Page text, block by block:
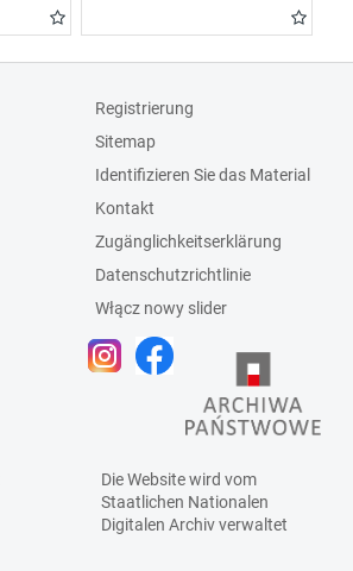
Registrierung
Sitemap
Identifizieren Sie das Material
Kontakt
Zugänglichkeitserklärung
Datenschutzrichtlinie
Włącz nowy slider
Die Website wird vom
Staatlichen Nationalen
Digitalen Archivverwaltet